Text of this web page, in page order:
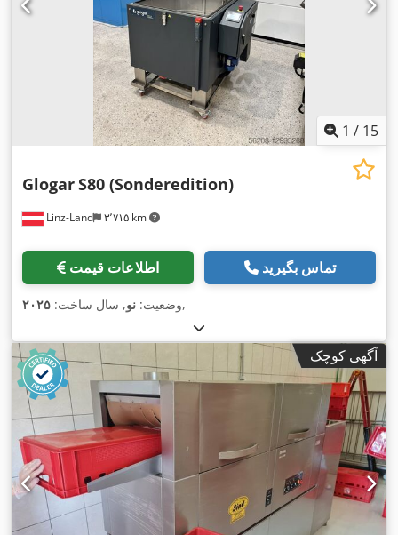
1 / 15
Linz-Land ۳٬۷۱۵ km
GlogarS80 (Sonderedition)
اطلاعات قیمت تماس بگیرید
وضعیت: نو, سال ساخت: ۲۰۲۵ ,
آگهی کوچک